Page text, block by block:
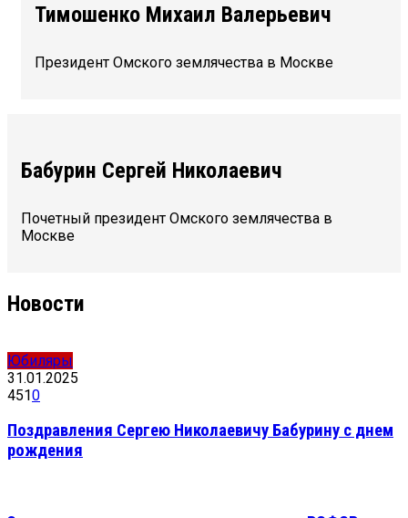
Тимошенко Михаил Валерьевич
Президент Омского землячества в Москве
Бабурин Сергей Николаевич
Почетный президент Омского землячества в
Москве
Новости
Юбиляры
31.01.2025
4510
Поздравления Сергею Николаевичу Бабурину с днем
рождения